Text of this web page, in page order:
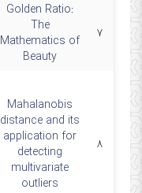
۷
Golden Ratio‎:
‎The
Mathematics of
Beauty
۸
Mahalanobis
distance and its
application for
detecting
multivariate
outliers